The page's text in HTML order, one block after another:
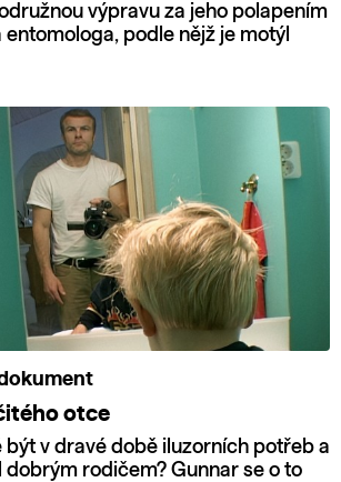
výpravu za jeho polapením
podle nějž je motýl
otce
být v dravé době iluzorních potřeb a
rodičem? Gunnar se o to